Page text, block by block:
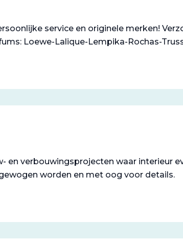
service en originele merken!
Loewe-Lalique-Lempika-Rochas-
en verbouwingsprojecten waar interieur
worden en met oog voor details.